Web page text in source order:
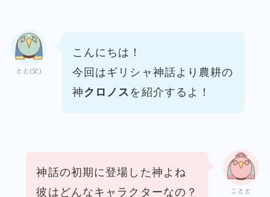
とと(父)
こんにちは！
今回はギリシャ神話より農耕の
神クロノス を紹介するよ！
ことと
神話の初期に登場した神よね
彼はどんなキャラクターなの？